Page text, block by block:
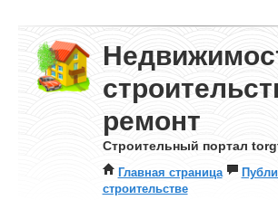
ремонт
Строительный портал
Главная страница
строительстве